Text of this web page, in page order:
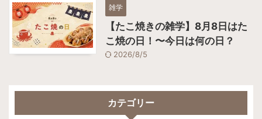
雑学
【たこ焼きの雑学】8月8日はた
こ焼の日！〜今日は何の日？
2026/8/5
カテゴリー